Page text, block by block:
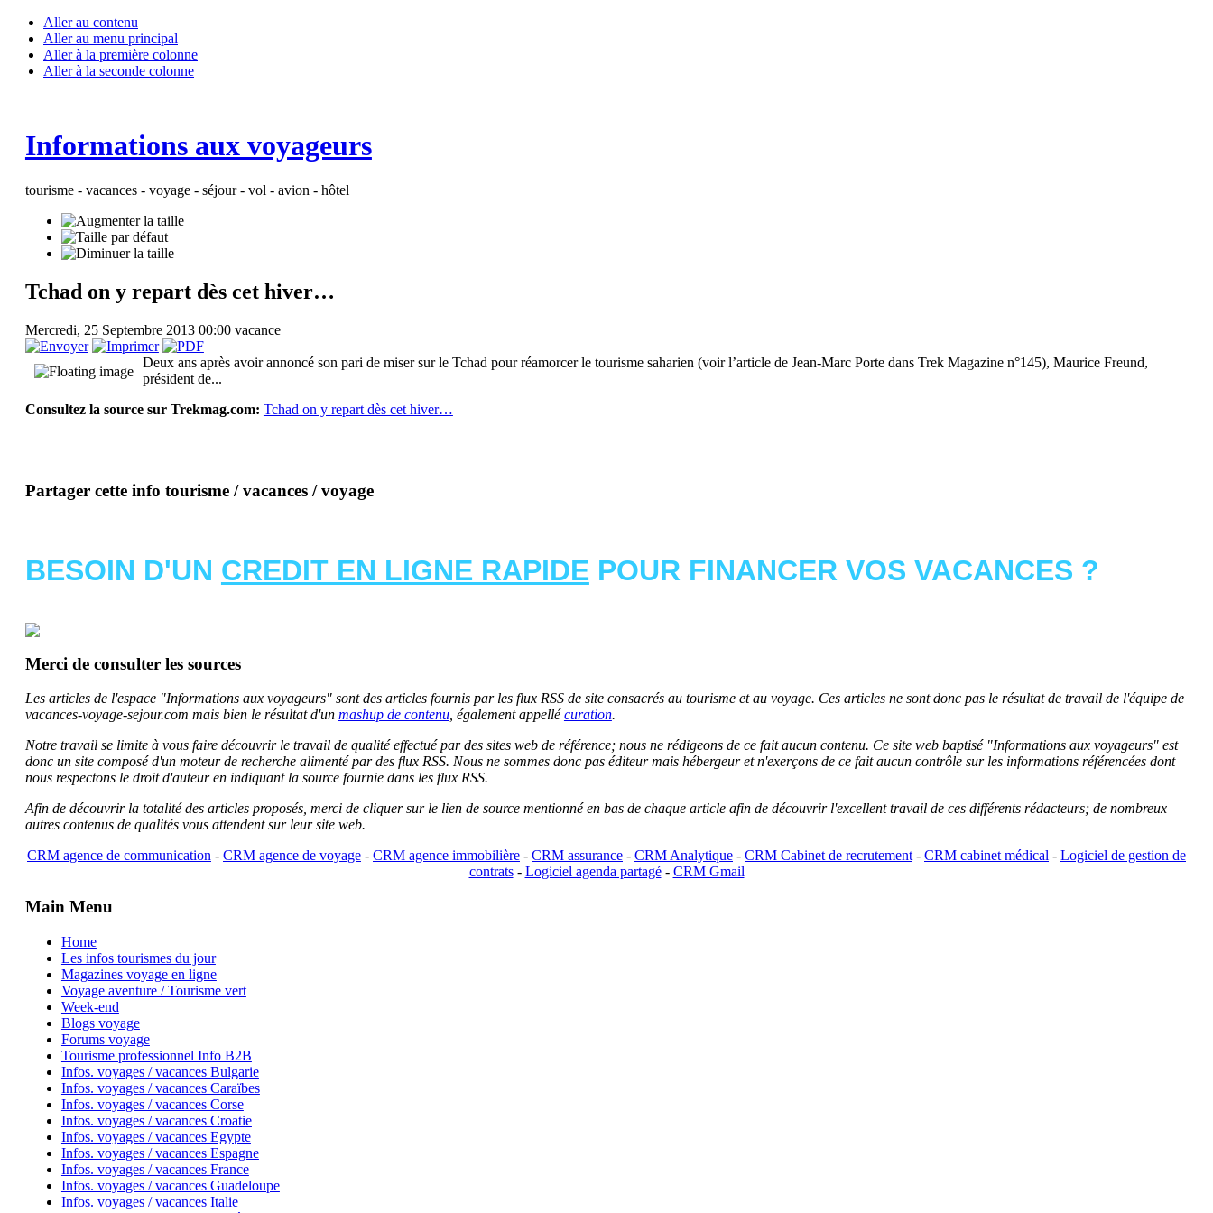
Aller au contenu
Aller au menu principal
Aller à la première colonne
Aller à la seconde colonne
Informations aux voyageurs
tourisme - vacances - voyage - séjour - vol - avion - hôtel
Tchad on y repart dès cet hiver…
Mercredi, 25 Septembre 2013 00:00 vacance
Deux ans après avoir annoncé son pari de miser sur le Tchad pour réamorcer le tourisme saharien (voir l’article de Jean-Marc Porte dans Trek Magazine n°145), Maurice Freund,
président de...
Consultez la source sur Trekmag.com: Tchad on y repart dès cet hiver…
Partager cette info tourisme / vacances / voyage
BESOIN D'UN CREDIT EN LIGNE RAPIDE POUR FINANCER VOS VACANCES ?
Merci de consulter les sources
Les articles de l'espace "Informations aux voyageurs" sont des articles fournis par les flux RSS de site consacrés au tourisme et au voyage. Ces articles ne sont donc pas le résultat de travail de l'équipe de
vacances-voyage-sejour.com mais bien le résultat d'un mashup de contenu, également appellécuration.
Notre travail se limite à vous faire découvrir le travail de qualité effectué par des sites web de référence; nous ne rédigeons de ce fait aucun contenu. Ce site web baptisé "Informations aux voyageurs" est
donc un site composé d'un moteur de recherche alimenté par des flux RSS. Nous ne sommes donc pas éditeur mais hébergeur et n'exerçons de ce fait aucun contrôle sur les informations référencées dont
nous respectons le droit d'auteur en indiquant la source fournie dans les flux RSS.
Afin de découvrir la totalité des articles proposés, merci de cliquer sur le lien de source mentionné en bas de chaque article afin de découvrir l'excellent travail de ces différents rédacteurs; de nombreux
autres contenus de qualités vous attendent sur leur site web.
CRM agence de communication - CRM agence de voyage - CRM agence immobilière - CRM assurance - CRM Analytique - CRM Cabinet de recrutement- CRM cabinet médical - Logiciel de gestion de
contrats- Logiciel agenda partagé- CRM Gmail
Main Menu
Home
Les infos tourismes du jour
Magazines voyage en ligne
Voyage aventure / Tourisme vert
Week-end
Blogs voyage
Forums voyage
Tourisme professionnel Info B2B
Infos. voyages / vacances Bulgarie
Infos. voyages / vacances Caraïbes
Infos. voyages / vacances Corse
Infos. voyages / vacances Croatie
Infos. voyages / vacances Egypte
Infos. voyages / vacances Espagne
Infos. voyages / vacances France
Infos. voyages / vacances Guadeloupe
Infos. voyages / vacances Italie